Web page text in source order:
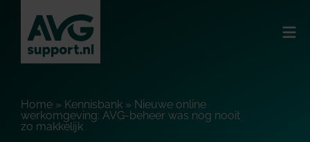
Home » Kennisbank » Nieuwe online
werkomgeving: AVG-beheer was nog nooit
zo makkelijk